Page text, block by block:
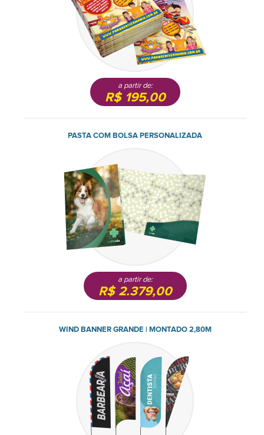
a partir de:
R$ 195,00
PASTA COM BOLSA PERSONALIZADA
a partir de:
R$ 2.379,00
WIND BANNER GRANDE | MONTADO 2,80M